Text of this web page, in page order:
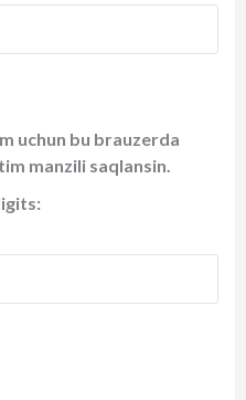
uchun bu brauzerda
manzili saqlansin.